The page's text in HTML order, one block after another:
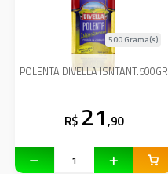
POLENTA DIVELLA ISNTANT.500GR
500 Grama(s)
R$ 21,90